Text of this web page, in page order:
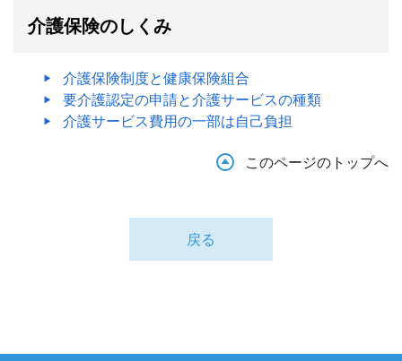
介護保険のしくみ
介護保険制度と健康保険組合
要介護認定の申請と介護サービスの種類
介護サービス費用の一部は自己負担
このページのトップへ
戻る